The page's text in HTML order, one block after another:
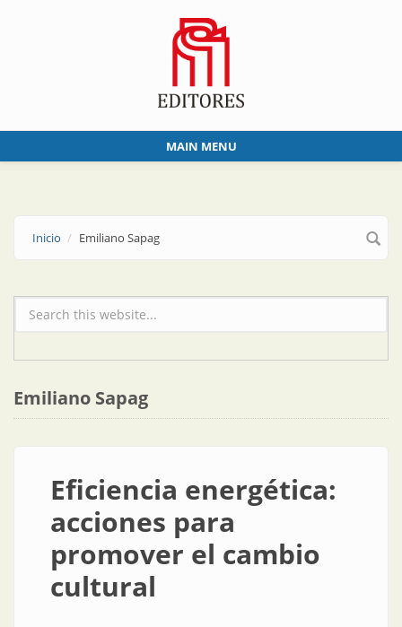
MAIN MENU
Inicio Emiliano Sapag
Formulario de búsqueda
Emiliano Sapag
Eficiencia energética:
acciones para
promover el cambio
cultural